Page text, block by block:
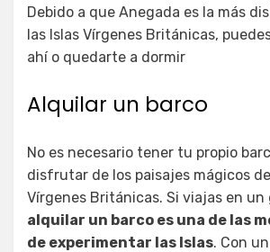
Debido a que Anegada es la más
las Islas Vírgenes Británicas,
ahí o quedarte a dormir
Alquilar un barco
No es necesario tener tu propio
disfrutar de los paisajes mágicos
Vírgenes Británicas. Si viajas en un
alquilar un barco es una de las
de experimentar las Islas. Con